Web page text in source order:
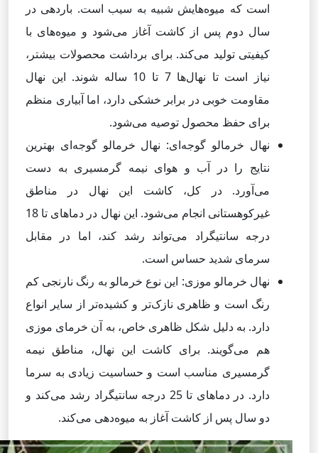
است که میوه‌هایش شبیه به سیب است. باردهی در
سال دوم پس از کاشت آغاز می‌شود و میوه‌های با
کیفیتی تولید می‌کند. برای برداشت محصولات بیشتر،
نیاز است تا نهال‌ها 7 تا 10 ساله شوند. این نهال
مقاومت خوبی در برابر خشکی دارد، اما آبیاری منظم
برای حفظ محصول توصیه می‌شود.
نهال خرمالو گوجه‌ای: نهال خرمالو گوجه‌ای بهترین
نتایج را در آب و هوای نیمه گرمسیری به دست
می‌آورد. در کل، کاشت این نهال در مناطق
غیرکوهستانی انجام می‌شود. این نهال در دماهای تا 18
درجه سانتیگراد می‌تواند رشد کند، اما در مقابل
سرمای شدید حساس است.
نهال خرمالو موزی: این نوع خرمالو به رنگ نارنجی کم
رنگ است و ظاهری نازک‌تر و کشیده‌تر از سایر انواع
دارد. به دلیل شکل ظاهری خاص، به آن خرمای موزی
هم می‌گویند. برای کاشت این نهال، مناطق نیمه
گرمسیری مناسب است و حساسیت زیادی به سرما
دارد. در دماهای تا 25 درجه سانتیگراد رشد می‌کند و
دو سال پس از کاشت آغاز به میوه‌دهی می‌کند.